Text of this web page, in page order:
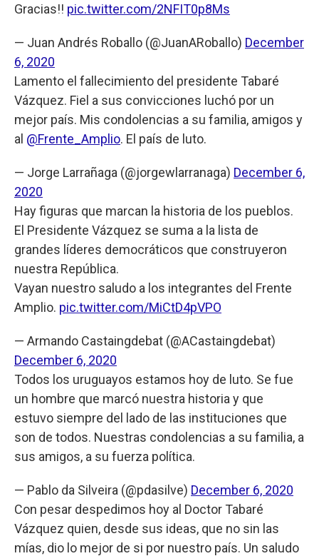
Gracias!! pic.twitter.com/2NFIT0p8Ms
— Juan Andrés Roballo (@JuanARoballo) December
6, 2020
Lamento el fallecimiento del presidente Tabaré
Vázquez. Fiel a sus convicciones luchó por un
mejor país. Mis condolencias a su familia, amigos y
al @Frente_Amplio. El país de luto.
— Jorge Larrañaga (@jorgewlarranaga) December 6,
2020
Hay figuras que marcan la historia de los pueblos.
El Presidente Vázquez se suma a la lista de
grandes líderes democráticos que construyeron
nuestra República.
Vayan nuestro saludo a los integrantes del Frente
Amplio. pic.twitter.com/MiCtD4pVPO
— Armando Castaingdebat (@ACastaingdebat)
December 6, 2020
Todos los uruguayos estamos hoy de luto. Se fue
un hombre que marcó nuestra historia y que
estuvo siempre del lado de las instituciones que
son de todos. Nuestras condolencias a su familia, a
sus amigos, a su fuerza política.
— Pablo da Silveira (@pdasilve) December 6, 2020
Con pesar despedimos hoy al Doctor Tabaré
Vázquez quien, desde sus ideas, que no sin las
mías, dio lo mejor de si por nuestro país. Un saludo